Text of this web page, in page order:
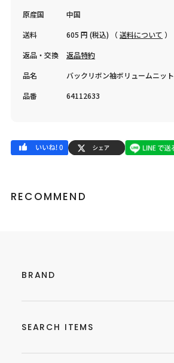
原産国
中国
送料
605 円 (税込) （ 送料について ）
返品・交換
返品特約
品名
バックリボン袖ボリュームニット
品番
64112633
RECOMMEND
BRAND
SEARCH ITEMS